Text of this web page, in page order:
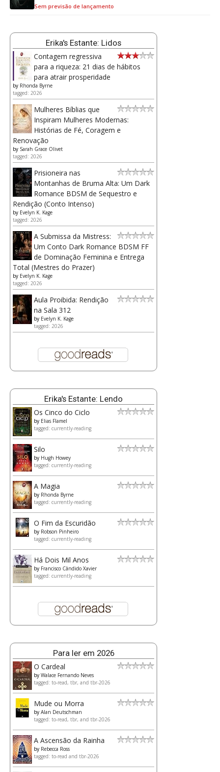
Sem previsão de lançamento
Erika's Estante: Lidos
Contagem regressiva
para a riqueza: 21 dias de hábitos
para atrair prosperidade
by Rhonda Byrne
tagged: 2026
Mulheres Bíblias que
Inspiram Mulheres Modernas:
Histórias de Fé, Coragem e
Renovação
by Sarah Grace Olivet
tagged: 2026
Prisioneira nas
Montanhas de Bruma Alta: Um Dark
Romance BDSM de Sequestro e
Rendição (Conto Intenso)
by Evelyn K. Kage
tagged: 2026
A Submissa da Mistress:
Um Conto Dark Romance BDSM FF
de Dominação Feminina e Entrega
Total (Mestres do Prazer)
by Evelyn K. Kage
tagged: 2026
Aula Proibida: Rendição
na Sala 312
by Evelyn K. Kage
tagged: 2026
Erika's Estante: Lendo
Os Cinco do Ciclo
by Elias Flamel
tagged: currently-reading
Silo
by Hugh Howey
tagged: currently-reading
A Magia
by Rhonda Byrne
tagged: currently-reading
O Fim da Escuridão
by Robson Pinheiro
tagged: currently-reading
Há Dois Mil Anos
by Francisco Cândido Xavier
tagged: currently-reading
Para ler em 2026
O Cardeal
by Walace Fernando Neves
tagged: to-read, tbr, and tbr-2026
Mude ou Morra
by Alan Deutschman
tagged: to-read, tbr, and tbr-2026
A Ascensão da Rainha
by Rebecca Ross
tagged: to-read and tbr-2026